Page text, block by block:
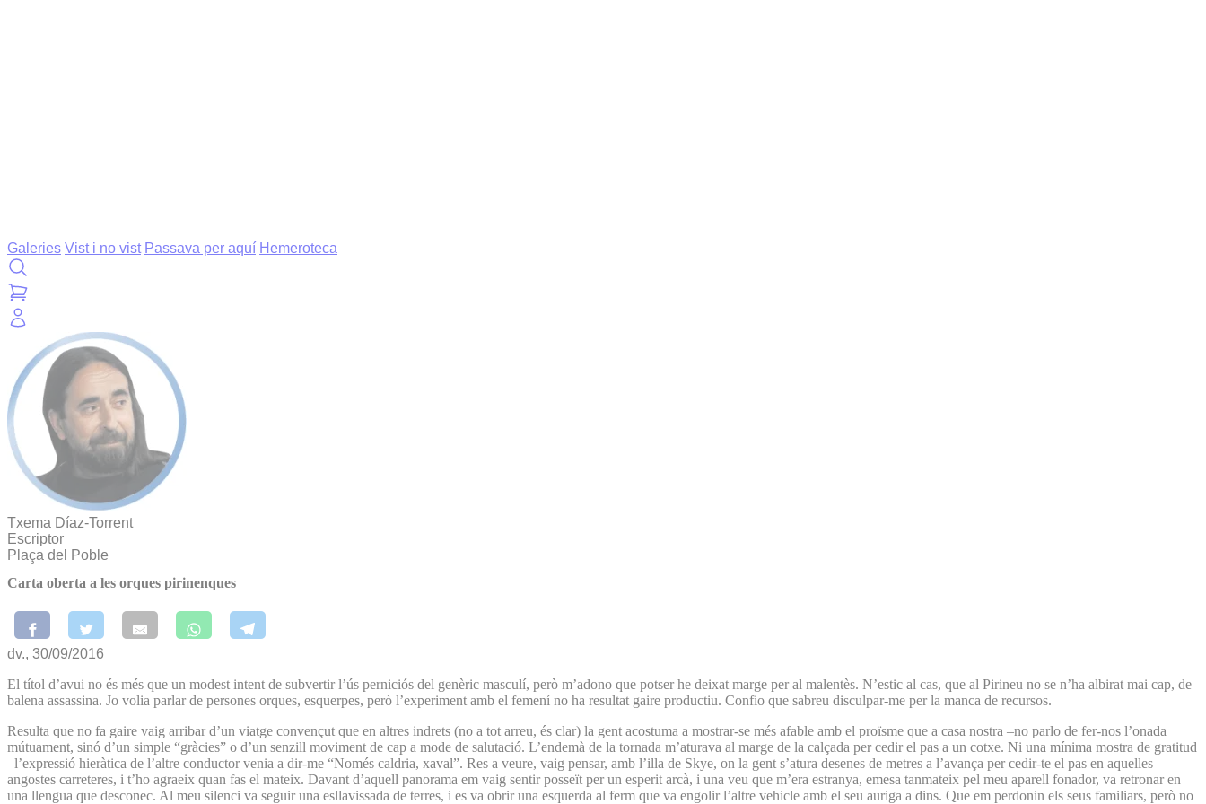
Galeries Vist i no vist Passava per aquí Hemeroteca
Txema Díaz-Torrent
Escriptor
Plaça del Poble
Carta oberta a les orques pirinenques
dv., 30/09/2016
El títol d’avui no és més que un modest intent de subvertir l’ús perniciós del genèric masculí, però m’adono que potser he deixat marge per al malentès. N’estic al cas, que al Pirineu no se n’ha albirat mai cap, de
balena assassina. Jo volia parlar de persones orques, esquerpes, però l’experiment amb el femení no ha resultat gaire productiu. Confio que sabreu disculpar-me per la manca de recursos.
Resulta que no fa gaire vaig arribar d’un viatge convençut que en altres indrets (no a tot arreu, és clar) la gent acostuma a mostrar-se més afable amb el proïsme que a casa nostra –no parlo de fer-nos l’onada
mútuament, sinó d’un simple “gràcies” o d’un senzill moviment de cap a mode de salutació. L’endemà de la tornada m’aturava al marge de la calçada per cedir el pas a un cotxe. Ni una mínima mostra de gratitud
–l’expressió hieràtica de l’altre conductor venia a dir-me “Només caldria, xaval”. Res a veure, vaig pensar, amb l’illa de Skye, on la gent s’atura desenes de metres a l’avança per cedir-te el pas en aquelles
angostes carreteres, i t’ho agraeix quan fas el mateix. Davant d’aquell panorama em vaig sentir posseït per un esperit arcà, i una veu que m’era estranya, emesa tanmateix pel meu aparell fonador, va retronar en
una llengua que desconec. Al meu silenci va seguir una esllavissada de terres, i es va obrir una esquerda al ferm que va engolir l’altre vehicle amb el seu auriga a dins. Que em perdonin els seus familiars, però no